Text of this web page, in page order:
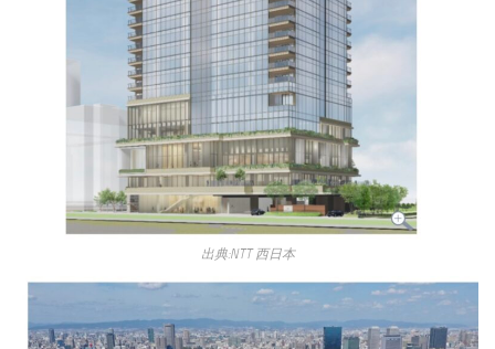
出典:NTT 西日本